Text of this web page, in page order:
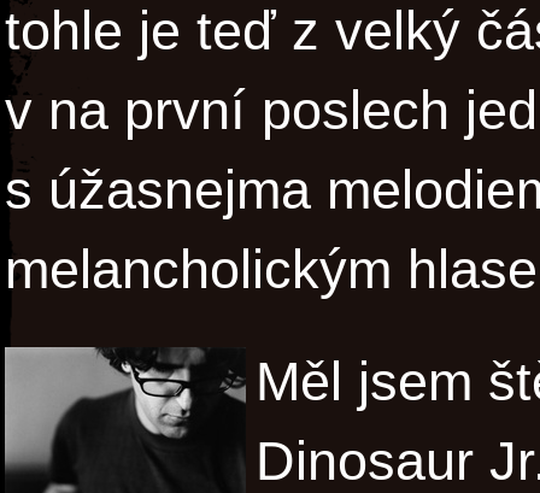
tohle je teď z velký
v na první poslech
s úžasnejma
melancholickým
Měl jsem
Dinosaur